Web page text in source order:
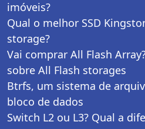
imóveis?
Qual o melhor SSD
storage?
Vai comprar All Flash
sobre All Flash storages
Btrfs, um sistema de
bloco de dados
Switch L2 ou L3? Qual a